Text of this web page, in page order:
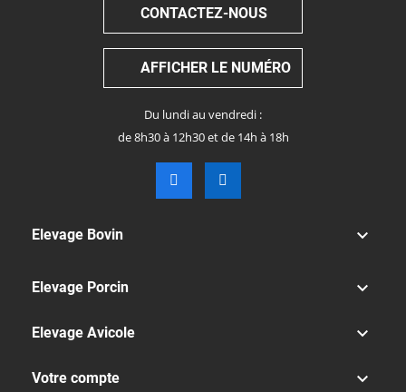
CONTACTEZ-NOUS
AFFICHER LE NUMÉRO
Du lundi au vendredi :
de 8h30 à 12h30 et de 14h à 18h
Elevage Bovin 
Elevage Porcin 
Elevage Avicole 
Votre compte 